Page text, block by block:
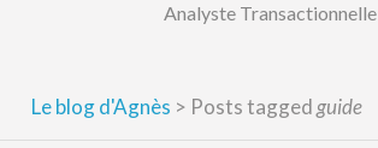
Analyste Transactionnelle
Le blog d'Agnès > Posts taggedguide